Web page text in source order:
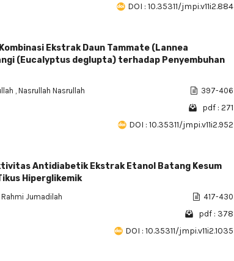
DOI : 10.35311/jmpi.v11i2.884
Ekstrak Daun Tammate (Lannea
(Eucalyptus deglupta) terhadap Penyembuhan
Nasrullah Nasrullah 397-406
pdf : 271
DOI : 10.35311/jmpi.v11i2.952
Antidiabetik Ekstrak Etanol Batang Kesum
Hiperglikemik
Rahmi Jumadilah 417-430
pdf : 378
DOI : 10.35311/jmpi.v11i2.1035